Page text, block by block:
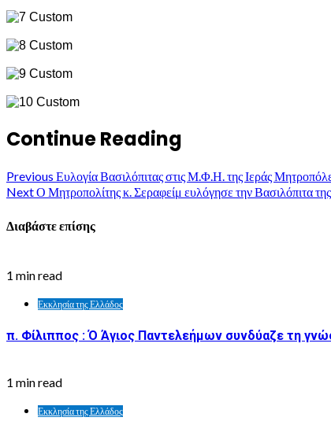
Continue Reading
Previous Ευλογία Βασιλόπιτας στις Μ.Φ.Η. της Ιεράς
NextΟ Μητροπολίτης κ. Σεραφείμ ευλόγησε την Βασιλόπιτα
Διαβάστε επίσης
1 min read
Εκκλησία της Ελλάδος
π. Φίλιππος : Ό Άγιος Παντελεήμων συνδύαζε τη
1 min read
Εκκλησία της Ελλάδος